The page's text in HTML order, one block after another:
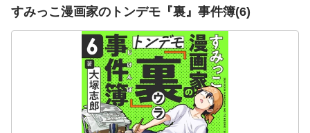
すみっこ漫画家のトンデモ『裏』事件簿(6)